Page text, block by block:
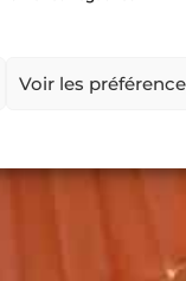
Voir les